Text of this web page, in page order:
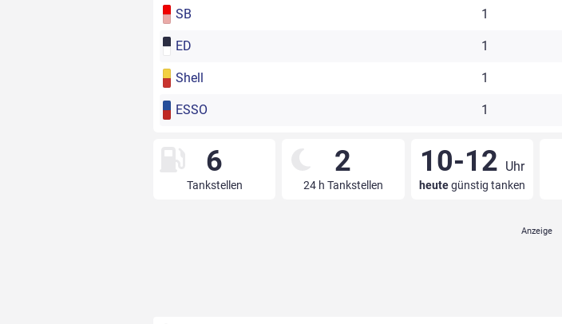
SB 1
ED 1
Shell 1
ESSO 1
6
Tankstellen
2
24 h Tankstellen
10-12 Uhr
heutegünstig tanken